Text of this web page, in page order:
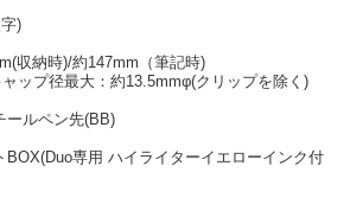
)
収納時)/約147mm（筆記時)
ップ径最大：約13.5mmφ(クリップを除く)
ールペン先(BB)
BOX(Duo専用 ハイライターイエローインク付